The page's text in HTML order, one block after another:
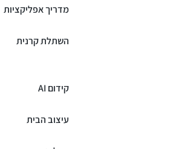
מדריך אפליקציות
השתלת קרנית
קידום AI
עיצוב הבית